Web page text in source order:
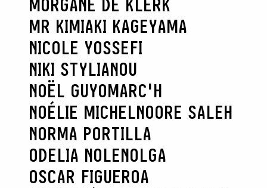
MORGANE DE KLERK
MR KIMIAKI KAGEYAMA
NICOLE YOSSEFI
NIKI STYLIANOU
NOËL GUYOMARC'H
NOÉLIE MICHELNOORE SALEH
NORMA PORTILLA
ODELIA NOLENOLGA
OSCAR FIGUEROA